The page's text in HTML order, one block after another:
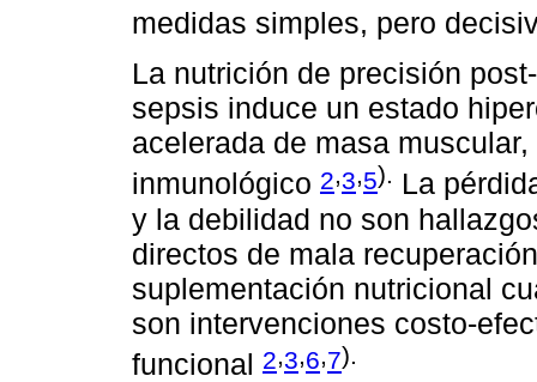
medidas simples, pero
La nutrición de precisión
sepsis induce un estado
acelerada de masa
inmunológico 2,3,5). La
y la debilidad no son
directos de mala
suplementación nutricional
son intervenciones costo-
funcional 2,3,6,7).